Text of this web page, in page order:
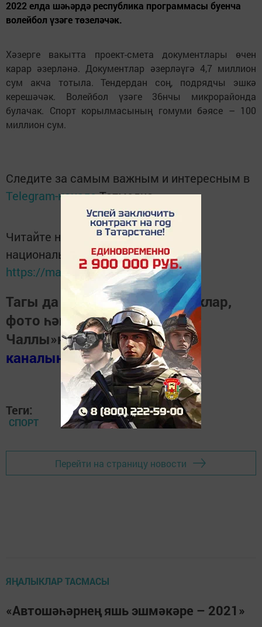
2022 елда шәһәрдә республика программасы буенча
волейбол үзәге төзеләчәк.
Хәзерге вакытта проект-смета документлары өчен
карар әзерләнә. Документлар әзерләүгә 4,7 миллион
сум акча тотыла. Тендердан соң, подрядчы эшкә
керешәчәк. Волейбол үзәге 36нчы микрорайонда
булачак. Спорт корылмасының гомуми бәясе – 100
миллион сум.
Следите за самым важным и интересным в
Telegram-каналеТатмедиа
Читайте новости Татарстана в
национальном мессенджере MАХ:
https://max.ru/tatmedia
Тагы да кызыклырак яңалыклар,
фото һәм видеолар «Шәһри
Чаллы»ныңMAX
каналында(язылыгыз).
Теги:
СПОРТ
Перейти на страницу новости
ЯҢАЛЫКЛАР ТАСМАСЫ
«Автошәһәрнең яшь эшмәкәре – 2021»